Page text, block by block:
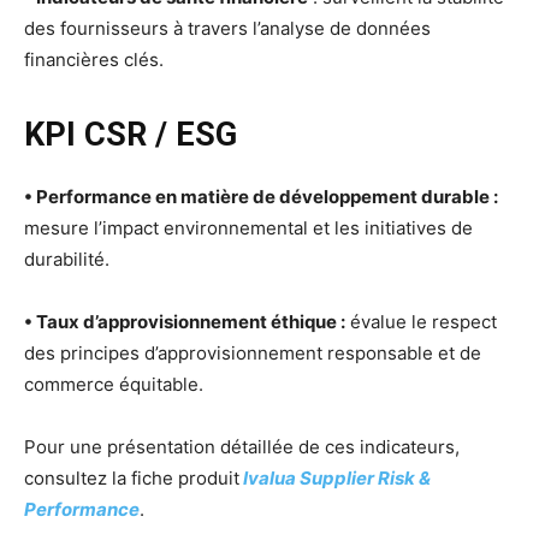
des fournisseurs à travers l’analyse de données
financières clés.
KPI CSR / ESG
• Performance en matière de développement durable :
mesure l’impact environnemental et les initiatives de
durabilité.
• Taux d’approvisionnement éthique : évalue le respect
des principes d’approvisionnement responsable et de
commerce équitable.
Pour une présentation détaillée de ces indicateurs,
consultez la fiche produitIvalua Supplier Risk &
Performance.